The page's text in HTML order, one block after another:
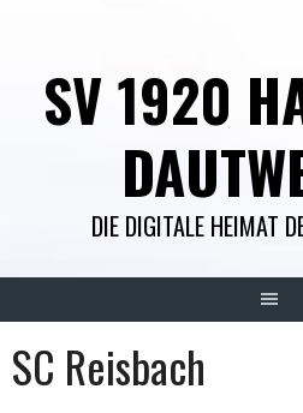
SV 1920
DIE DIGITALE HEIMAT
SC Reisbach